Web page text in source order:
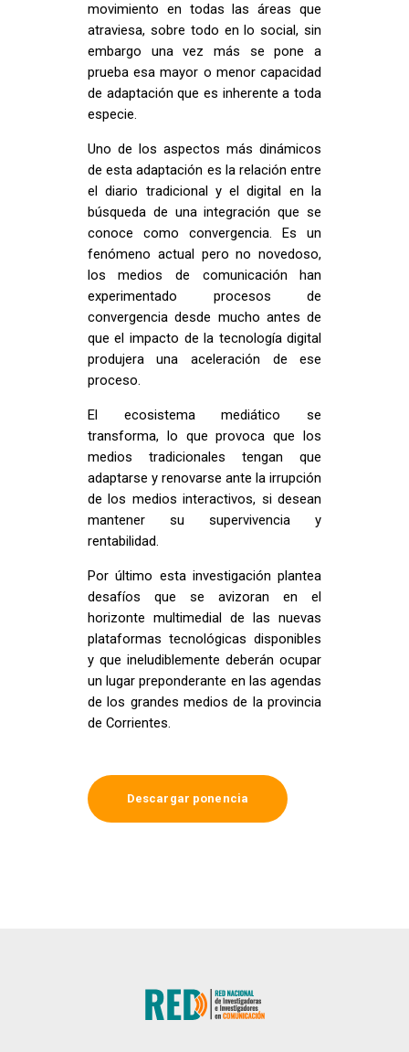
movimiento en todas las áreas que
atraviesa, sobre todo en lo social, sin
embargo una vez más se pone a
prueba esa mayor o menor capacidad
de adaptación que es inherente a toda
especie.
Uno de los aspectos más dinámicos
de esta adaptación es la relación entre
el diario tradicional y el digital en la
búsqueda de una integración que se
conoce como convergencia. Es un
fenómeno actual pero no novedoso,
los medios de comunicación han
experimentado procesos de
convergencia desde mucho antes de
que el impacto de la tecnología digital
produjera una aceleración de ese
proceso.
El ecosistema mediático se
transforma, lo que provoca que los
medios tradicionales tengan que
adaptarse y renovarse ante la irrupción
de los medios interactivos, si desean
mantener su supervivencia y
rentabilidad.
Por último esta investigación plantea
desafíos que se avizoran en el
horizonte multimedial de las nuevas
plataformas tecnológicas disponibles
y que ineludiblemente deberán ocupar
un lugar preponderante en las agendas
de los grandes medios de la provincia
de Corrientes.
Descargar ponencia